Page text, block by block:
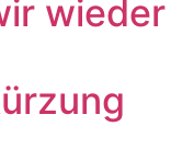
wieder